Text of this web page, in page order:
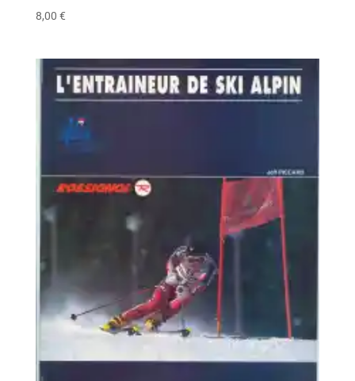
8,00 €